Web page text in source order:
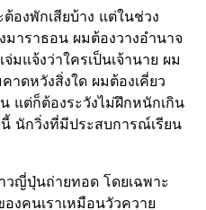
องพักเสียบ้าง แต่ในช่วง
มาราธอน ผมต้องวางอำนาจ
มแจ้งว่าใครเป็นเจ้านาย ผม
าดหวังสิ่งใด ผมต้องเคี่ยว
แต่ก็ต้องระวังไม่ฝึกหนักเกิน
นี้ นักวิ่งที่มีประสบการณ์เรียน
ญี่ปุ่นถ่ายทอด โดยเฉพาะ
งคนเราเหมือนวัวควาย